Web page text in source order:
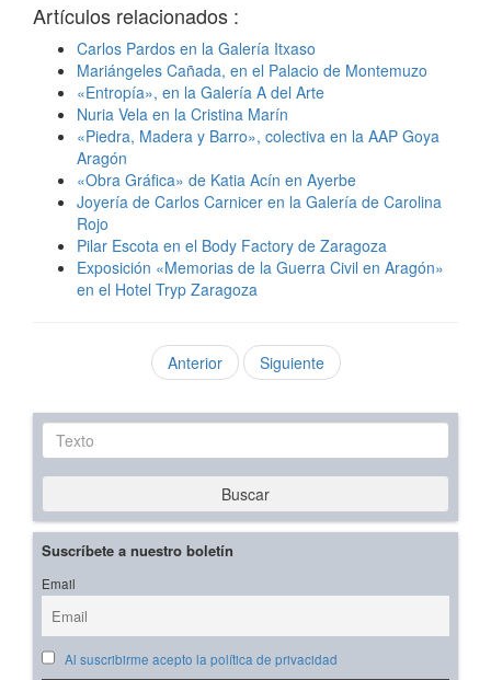
Artículos relacionados :
Carlos Pardos en la Galería Itxaso
Mariángeles Cañada, en el Palacio de Montemuzo
«Entropía», en la Galería A del Arte
Nuria Vela en la Cristina Marín
«Piedra, Madera y Barro», colectiva en la AAP Goya
Aragón
«Obra Gráfica» de Katia Acín en Ayerbe
Joyería de Carlos Carnicer en la Galería de Carolina
Rojo
Pilar Escota en el Body Factory de Zaragoza
Exposición «Memorias de la Guerra Civil en Aragón»
en el Hotel Tryp Zaragoza
Anterior Siguiente
Texto
Buscar
Suscríbete a nuestro boletín
Email
Al suscribirme acepto la política de privacidad